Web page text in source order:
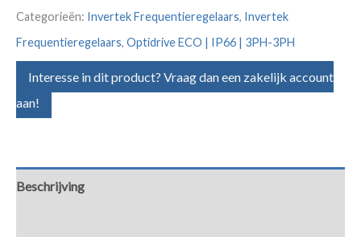
Categorieën: Invertek Frequentieregelaars, Invertek
Frequentieregelaars, Optidrive ECO | IP66 | 3PH-3PH
Interesse in dit product? Vraag dan een zakelijk account
aan!
Beschrijving